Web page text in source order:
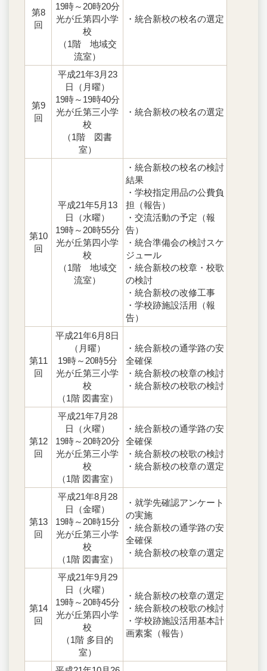
第8
回
19時～20時20分
光が丘第四小学
校
（1階 地域交
流室）
・統合新校の校名の選定
第9
回
平成21年3月23
日（月曜）
19時～19時40分
光が丘第三小学
校
（1階 図書
室）
・統合新校の校名の選定
第10
回
平成21年5月13
日（水曜）
19時～20時55分
光が丘第四小学
校
（1階 地域交
流室）
・統合新校の校名の検討
結果
・学校指定用品の公費負
担（報告）
・交流活動の予定（報
告）
・統合準備会の検討スケ
ジュール
・統合新校の校章・校歌
の検討
・統合新校の改修工事
・学校跡施設活用（報
告）
第11
回
平成21年6月8日
（月曜）
19時～20時5分
光が丘第三小学
校
（1階 図書室）
・統合新校の通学路の安
全確保
・統合新校の校章の検討
・統合新校の校歌の検討
第12
回
平成21年7月28
日（火曜）
19時～20時20分
光が丘第三小学
校
（1階 図書室）
・統合新校の通学路の安
全確保
・統合新校の校歌の検討
・統合新校の校章の選定
第13
回
平成21年8月28
日（金曜）
19時～20時15分
光が丘第三小学
校
（1階 図書室）
・就学先確認アンケート
の実施
・統合新校の通学路の安
全確保
・統合新校の校章の選定
第14
回
平成21年9月29
日（火曜）
19時～20時45分
光が丘第四小学
校
（1階 多目的
室）
・統合新校の校章の選定
・統合新校の校歌の検討
・学校跡施設活用基本計
画素案（報告）